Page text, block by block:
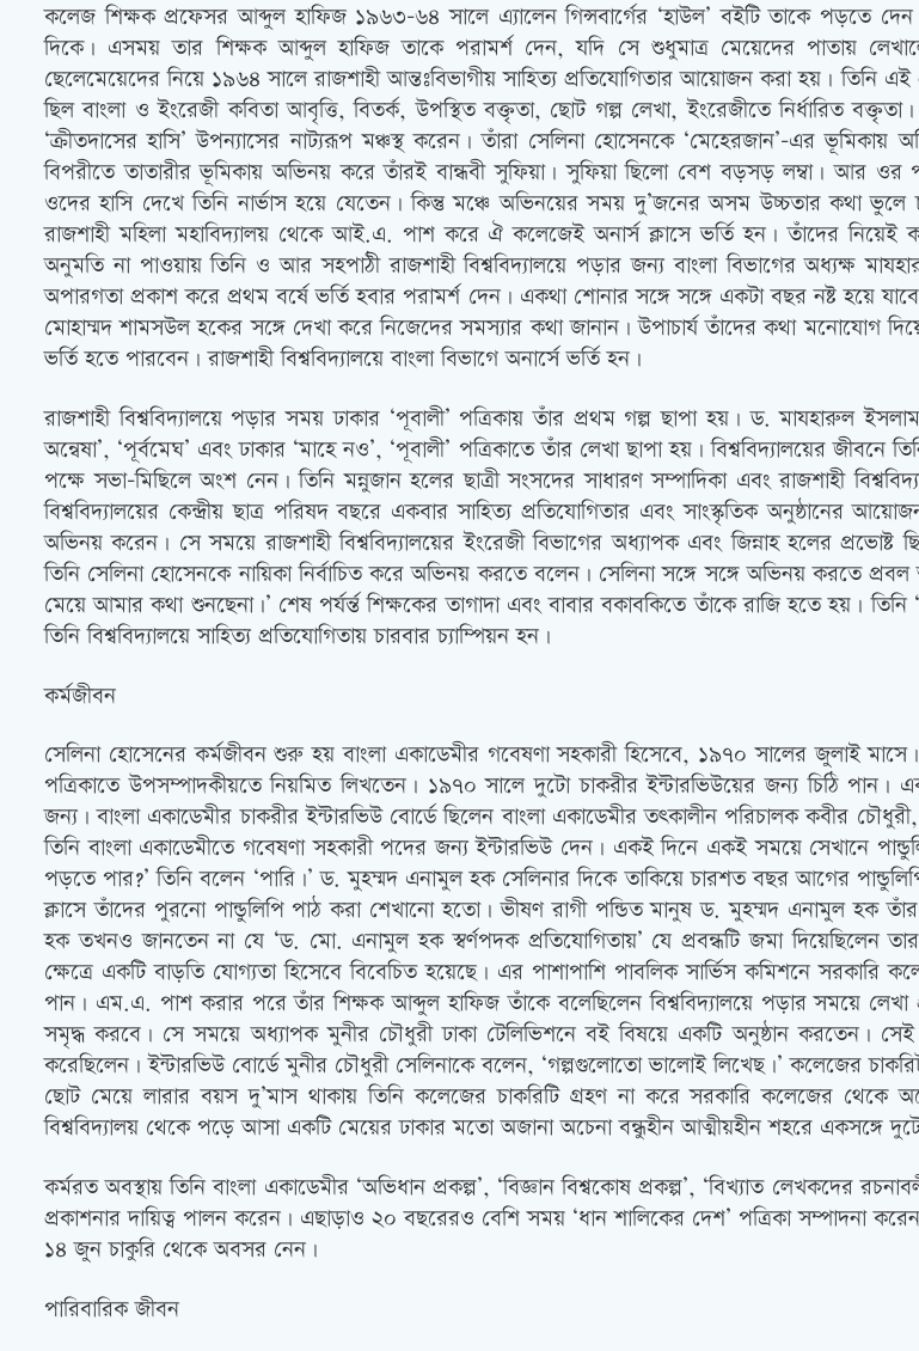
কলেজ শিক্ষক প্রফেসর আব্দুল হাফিজ ১৯৬৩-৬৪ সালে এ্যালেন গিন্সবার্গের ‘হাউল’ বইটি তাকে পড়তে
দিকে। এসময় তার শিক্ষক আব্দুল হাফিজ তাকে পরামর্শ দেন, যদি সে শুধুমাত্র মেয়েদের পাতায়
ছেলেমেয়েদের নিয়ে ১৯৬৪ সালে রাজশাহী আন্তঃবিভাগীয় সাহিত্য প্রতিযোগিতার আয়োজন করা হয়। তিনি
ছিল বাংলা ও ইংরেজী কবিতা আবৃত্তি, বিতর্ক, উপস্থিত বক্তৃতা, ছোট গল্প লেখা, ইংরেজীতে নির্ধারিত
‘ক্রীতদাসের হাসি’ উপন্যাসের নাট্যরূপ মঞ্চস্থ করেন। তাঁরা সেলিনা হোসেনকে ‘মেহেরজান’-এর
বিপরীতে তাতারীর ভূমিকায় অভিনয় করে তাঁরই বান্ধবী সুফিয়া। সুফিয়া ছিলো বেশ বড়সড় লম্বা। আর
ওদের হাসি দেখে তিনি নার্ভাস হয়ে যেতেন। কিন্তু মঞ্চে অভিনয়ের সময় দু’জনের অসম উচ্চতার কথা
রাজশাহী মহিলা মহাবিদ্যালয় থেকে আই.এ. পাশ করে ঐ কলেজেই অনার্স ক্লাসে ভর্তি হন। তাঁদের
অনুমতি না পাওয়ায় তিনি ও আর সহপাঠী রাজশাহী বিশ্ববিদ্যালয়ে পড়ার জন্য বাংলা বিভাগের অধ্যক্ষ
অপারগতা প্রকাশ করে প্রথম বর্ষে ভর্তি হবার পরামর্শ দেন। একথা শোনার সঙ্গে সঙ্গে একটা বছর নষ্ট হয়ে
মোহাম্মদ শামসউল হকের সঙ্গে দেখা করে নিজেদের সমস্যার কথা জানান। উপাচার্য তাঁদের কথা মনোযোগ
ভর্তি হতে পারবেন। রাজশাহী বিশ্ববিদ্যালয়ে বাংলা বিভাগে অনার্সে ভর্তি হন।
রাজশাহী বিশ্ববিদ্যালয়ে পড়ার সময় ঢাকার ‘পূবালী’ পত্রিকায় তাঁর প্রথম গল্প ছাপা হয়। ড. মাযহারুল
অন্বেষা’, ‘পূর্বমেঘ’ এবং ঢাকার ‘মাহে নও’, ‘পূবালী’ পত্রিকাতে তাঁর লেখা ছাপা হয়। বিশ্ববিদ্যালয়ের
পক্ষে সভা-মিছিলে অংশ নেন। তিনি মন্নুজান হলের ছাত্রী সংসদের সাধারণ সম্পাদিকা এবং রাজশাহী
বিশ্ববিদ্যালয়ের কেন্দ্রীয় ছাত্র পরিষদ বছরে একবার সাহিত্য প্রতিযোগিতার এবং সাংস্কৃতিক অনুষ্ঠানের
অভিনয় করেন। সে সময়ে রাজশাহী বিশ্ববিদ্যালয়ের ইংরেজী বিভাগের অধ্যাপক এবং জিন্নাহ হলের প্রভোষ্ট
তিনি সেলিনা হোসেনকে নায়িকা নির্বাচিত করে অভিনয় করতে বলেন। সেলিনা সঙ্গে সঙ্গে অভিনয় করতে
মেয়ে আমার কথা শুনছেনা।’ শেষ পর্যর্ন্ত শিক্ষকের তাগাদা এবং বাবার বকাবকিতে তাঁকে রাজি হতে হয়। তিনি
তিনি বিশ্ববিদ্যালয়ে সাহিত্য প্রতিযোগিতায় চারবার চ্যাম্পিয়ন হন।
কর্মজীবন
সেলিনা হোসেনের কর্মজীবন শুরু হয় বাংলা একাডেমীর গবেষণা সহকারী হিসেবে, ১৯৭০ সালের জুলাই মাসে।
পত্রিকাতে উপসম্পাদকীয়তে নিয়মিত লিখতেন। ১৯৭০ সালে দুটো চাকরীর ইন্টারভিউয়ের জন্য চিঠি
জন্য। বাংলা একাডেমীর চাকরীর ইন্টারভিউ বোর্ডে ছিলেন বাংলা একাডেমীর তৎকালীন পরিচালক কবীর
তিনি বাংলা একাডেমীতে গবেষণা সহকারী পদের জন্য ইন্টারভিউ দেন। একই দিনে একই সময়ে সেখানে
পড়তে পার?’ তিনি বলেন ‘পারি।’ ড. মুহম্মদ এনামুল হক সেলিনার দিকে তাকিয়ে চারশত বছর আগের
ক্লাসে তাঁদের পুরনো পান্ডুলিপি পাঠ করা শেখানো হতো। ভীষণ রাগী পন্ডিত মানুষ ড. মুহম্মদ এনামুল হক
হক তখনও জানতেন না যে ‘ড. মো. এনামুল হক স্বর্ণপদক প্রতিযোগিতায়’ যে প্রবন্ধটি জমা দিয়েছিলেন তার
ক্ষেত্রে একটি বাড়তি যোগ্যতা হিসেবে বিবেচিত হয়েছে। এর পাশাপাশি পাবলিক সার্ভিস কমিশনে সরকারি
পান। এম.এ. পাশ করার পরে তাঁর শিক্ষক আব্দুল হাফিজ তাঁকে বলেছিলেন বিশ্ববিদ্যালয়ে পড়ার সময়ে
সমৃদ্ধ করবে। সে সময়ে অধ্যাপক মুনীর চৌধুরী ঢাকা টেলিভিশনে বই বিষয়ে একটি অনুষ্ঠান করতেন। সেই
করেছিলেন। ইন্টারভিউ বোর্ডে মুনীর চৌধুরী সেলিনাকে বলেন, ‘গল্পগুলোতো ভালোই লিখেছ।’ কলেজের
ছোট মেয়ে লারার বয়স দু’মাস থাকায় তিনি কলেজের চাকরিটি গ্রহণ না করে সরকারি কলেজের থেকে
বিশ্ববিদ্যালয় থেকে পড়ে আসা একটি মেয়ের ঢাকার মতো অজানা অচেনা বন্ধুহীন আত্মীয়হীন শহরে একসঙ্গে
কর্মরত অবস্থায় তিনি বাংলা একাডেমীর ‘অভিধান প্রকল্প’, ‘বিজ্ঞান বিশ্বকোষ প্রকল্প’, ‘বিখ্যাত লেখকদের
প্রকাশনার দায়িত্ব পালন করেন। এছাড়াও ২০ বছরেরও বেশি সময় ‘ধান শালিকের দেশ’ পত্রিকা সম্পাদনা
১৪ জুন চাকুরি থেকে অবসর নেন।
পারিবারিক জীবন